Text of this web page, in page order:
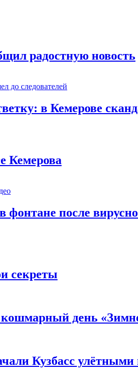
радостную новость
в Кемерове
Кемерова
после
секреты
кошмарный день
Кузбасс улётными